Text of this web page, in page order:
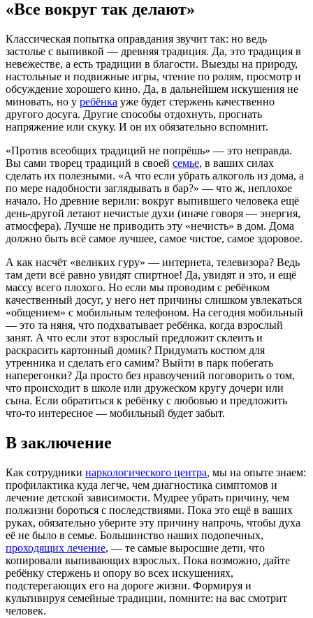
«Все вокруг так делают»
Классическая попытка оправдания звучит так: но ведь
застолье с выпивкой — древняя традиция. Да, это традиция в
невежестве, а есть традиции в благости. Выезды на природу,
настольные и подвижные игры, чтение по ролям, просмотр и
обсуждение хорошего кино. Да, в дальнейшем искушения не
миновать, но у ребёнка уже будет стержень качественно
другого досуга. Другие способы отдохнуть, прогнать
напряжение или скуку. И он их обязательно вспомнит.
«Против всеобщих традиций не попрёшь» — это неправда.
Вы сами творец традиций в своей семье, в ваших силах
сделать их полезными. «А что если убрать алкоголь из дома, а
по мере надобности заглядывать в бар?» — что ж, неплохое
начало. Но древние верили: вокруг выпившего человека ещё
день-другой летают нечистые духи (иначе говоря — энергия,
атмосфера). Лучше не приводить эту «нечисть» в дом. Дома
должно быть всё самое лучшее, самое чистое, самое здоровое.
А как насчёт «великих гуру» — интернета, телевизора? Ведь
там дети всё равно увидят спиртное! Да, увидят и это, и ещё
массу всего плохого. Но если мы проводим с ребёнком
качественный досуг, у него нет причины слишком увлекаться
«общением» с мобильным телефоном. На сегодня мобильный
— это та няня, что подхватывает ребёнка, когда взрослый
занят. А что если этот взрослый предложит склеить и
раскрасить картонный домик? Придумать костюм для
утренника и сделать его самим? Выйти в парк побегать
наперегонки? Да просто без нравоучений поговорить о том,
что происходит в школе или дружеском кругу дочери или
сына. Если обратиться к ребёнку с любовью и предложить
что-то интересное — мобильный будет забыт.
В заключение
Как сотрудники наркологического центра, мы на опыте знаем:
профилактика куда легче, чем диагностика симптомов и
лечение детской зависимости. Мудрее убрать причину, чем
полжизни бороться с последствиями. Пока это ещё в ваших
руках, обязательно уберите эту причину напрочь, чтобы духа
её не было в семье. Большинство наших подопечных,
проходящих лечение, — те самые выросшие дети, что
копировали выпивающих взрослых. Пока возможно, дайте
ребёнку стержень и опору во всех искушениях,
подстерегающих его на дороге жизни. Формируя и
культивируя семейные традиции, помните: на вас смотрит
человек.